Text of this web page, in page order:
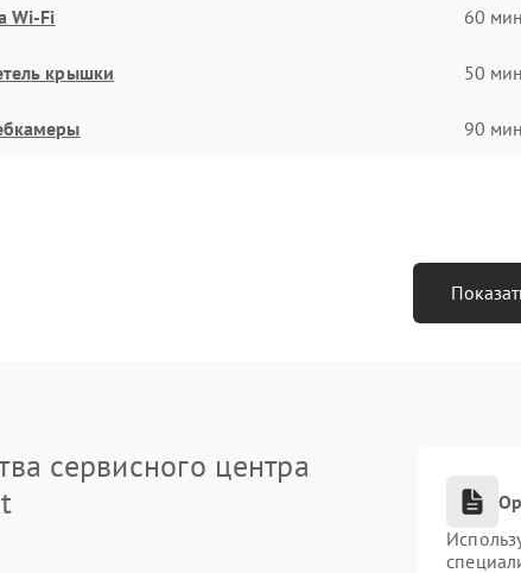
Wi-Fi 60 мин
крышки 50 мин
90 мин
сервисного центра